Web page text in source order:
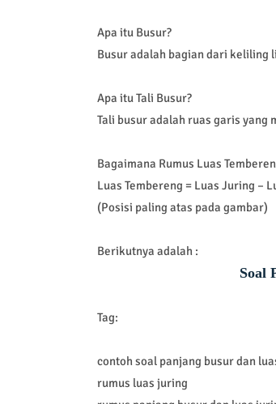
Apa itu Busur?
Busur adalah bagian dari keliling
Apa itu Tali Busur?
Tali busur adalah ruas garis
Bagaimana Rumus Luas
Luas Tembereng = Luas Juring –
(Posisi paling atas pada gambar)
Berikutnya adalah :
Soal
Tag:
contoh soal panjang busur dan
rumus luas juring